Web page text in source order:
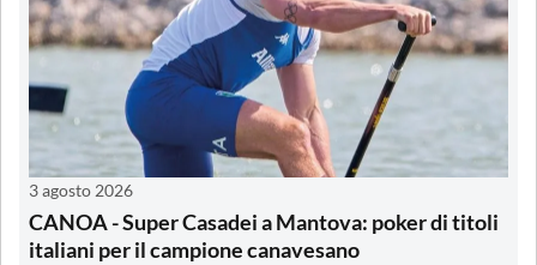
3 agosto 2026
CANOA - Super Casadei a Mantova: poker di titoli
italiani per il campione canavesano